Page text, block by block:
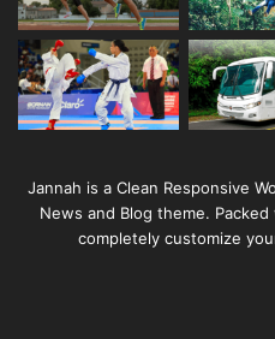
Jannah is a Clean Responsive
News and Blog theme.
completely customize